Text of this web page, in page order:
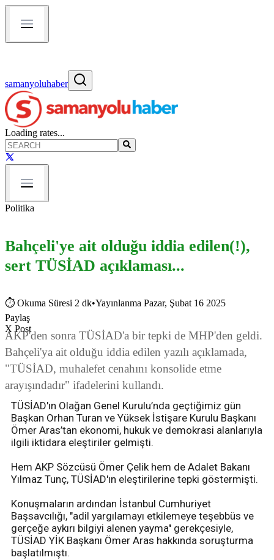
samanyoluhaber
Loading rates...
Politika
Bahçeli'ye ait olduğu iddia edilen(!),
sert TÜSİAD açıklaması...
⏱ Okuma Süresi 2 dk•Yayınlanma Pazar, Şubat 16 2025
Paylaş
X Post
AKP'den sonra TÜSİAD'a bir tepki de MHP'den geldi.
Bahçeli'ya ait olduğu iddia edilen yazılı açıklamada,
"TÜSİAD, muhalefet cenahını konsolide etme
arayışındadır" ifadelerini kullandı.
TÜSİAD'ın Olağan Genel Kurulu’nda geçtiğimiz gün
Başkan Orhan Turan ve Yüksek İstişare Kurulu Başkanı
Ömer Aras’tan ekonomi, hukuk ve demokrasi alanlarıyla
ilgili iktidara eleştiriler gelmişti.
Hem AKP Sözcüsü Ömer Çelik hem de Adalet Bakanı
Yılmaz Tunç, TÜSİAD'ın eleştirilerine tepki göstermişti.
Konuşmaların ardından İstanbul Cumhuriyet
Başsavcılığı, "adil yargılamayı etkilemeye teşebbüs ve
gerçeğe aykırı bilgiyi alenen yayma" gerekçesiyle,
TÜSİAD YİK Başkanı Ömer Aras hakkında soruşturma
başlatılmıştı.